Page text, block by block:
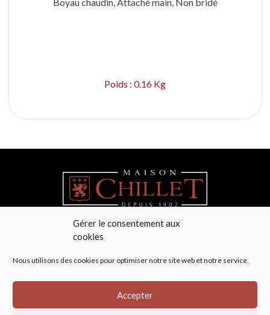
Gérer le consentement aux
cookies
Nous utilisons des cookies pour optimiser notre site web et notre service.
Accepter
Poids : 0.16 Kg
Maison Chillet